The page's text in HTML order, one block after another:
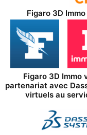
Figaro 3D
Figaro 3D Immo
partenariat avec
virtuels au